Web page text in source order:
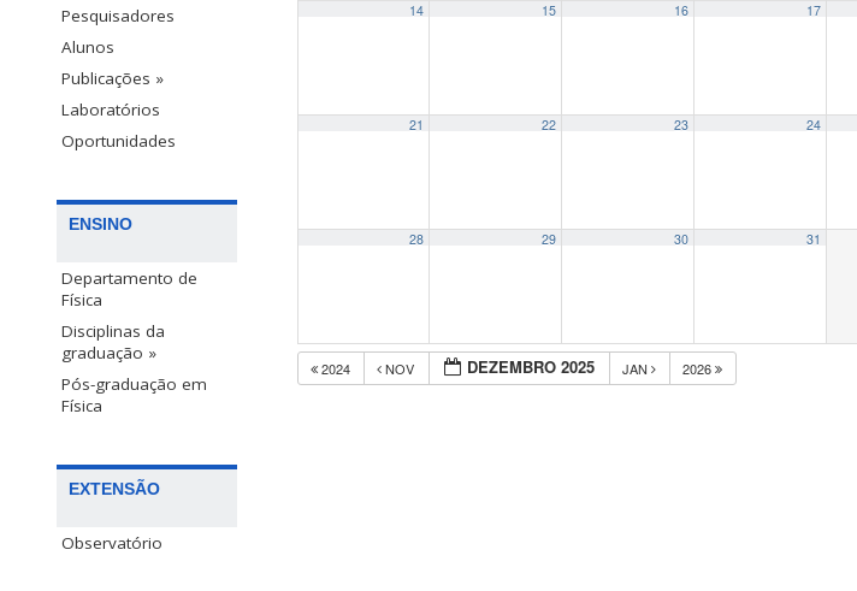
Pesquisadores
Alunos
Publicações »
Laboratórios
Oportunidades
ENSINO
Departamento de
Física
Disciplinas da
graduação »
Pós-graduação em
Física
EXTENSÃO
Observatório
14 15 16 17
21 22 23 24
28 29 30 31
2024 NOV DEZEMBRO 2025 JAN 2026